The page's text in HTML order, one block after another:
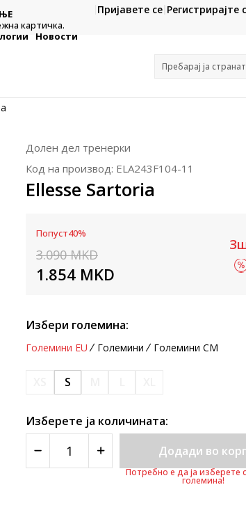
картичка.
CLICK &
Платете со картичка online и
Пријавете се Регистрирајте
Новости
Пребарај ја
Долен дел тренерки
Код на производ: ELA243F104-11
Ellesse Sartoria
Попуст40%
3.090 MKD
1.854 MKD
Избери големина:
Големини EU Големини Големини CM
S
Изберете ја количината:
Додади во
Потребно е да ја изберете
големина!